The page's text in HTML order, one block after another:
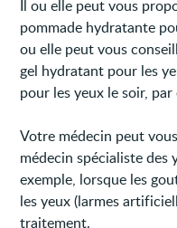
Il ou elle peut vous
pommade hydratante
ou elle peut vous
gel hydratant pour les
pour les yeux le soir, par
Votre médecin peut
médecin spécialiste des
exemple, lorsque les
les yeux (larmes
traitement.